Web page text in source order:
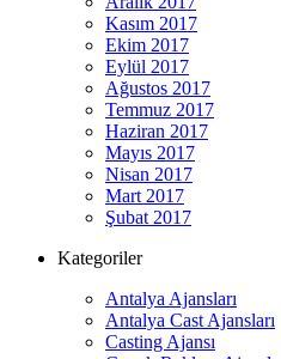
Kasım 2017
Ekim 2017
Eylül 2017
Ağustos 2017
Temmuz 2017
Haziran 2017
Mayıs 2017
Nisan 2017
Mart 2017
Şubat 2017
Kategoriler
Antalya Ajansları
Antalya Cast Ajansları
Casting Ajansı